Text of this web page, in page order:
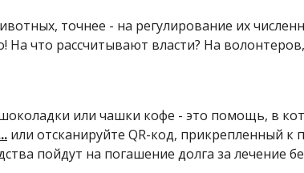
точнее - на регулирование их
На что рассчитывают власти? На
или чашки кофе - это помощь, в
или отсканируйте QR-код, прикрепленный к
пойдут на погашение долга за лечение